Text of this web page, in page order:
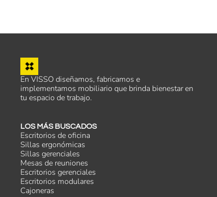
En VISSO diseñamos, fabricamos e
implementamos mobiliario que brinda bienestar en
tu espacio de trabajo.
LOS MÁS BUSCADOS
Escritorios de oficina
Sillas ergonómicas
Sillas gerenciales
Mesas de reuniones
Escritorios gerenciales
Escritorios modulares
Cajoneras